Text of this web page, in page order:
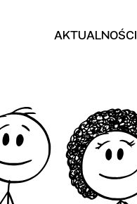
AKTUALNOŚCI